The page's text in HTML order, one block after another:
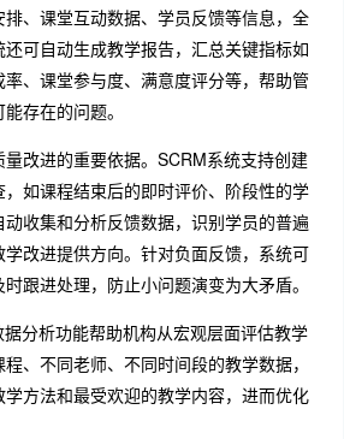
、课堂互动数据、学员反馈等信息，全
可自动生成教学报告，汇总关键指标如
、课堂参与度、满意度评分等，帮助管
存在的问题。
改进的重要依据。SCRM系统支持创建
如课程结束后的即时评价、阶段性的学
收集和分析反馈数据，识别学员的普遍
改进提供方向。针对负面反馈，系统可
跟进处理，防止小问题演变为大矛盾。
分析功能帮助机构从宏观层面评估教学
、不同老师、不同时间段的教学数据，
方法和最受欢迎的教学内容，进而优化